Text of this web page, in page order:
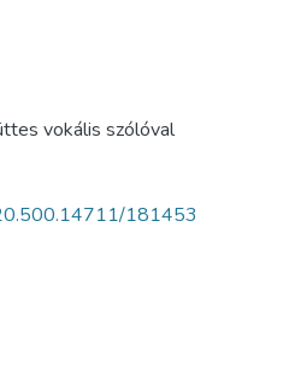
vokális szólóval
181453